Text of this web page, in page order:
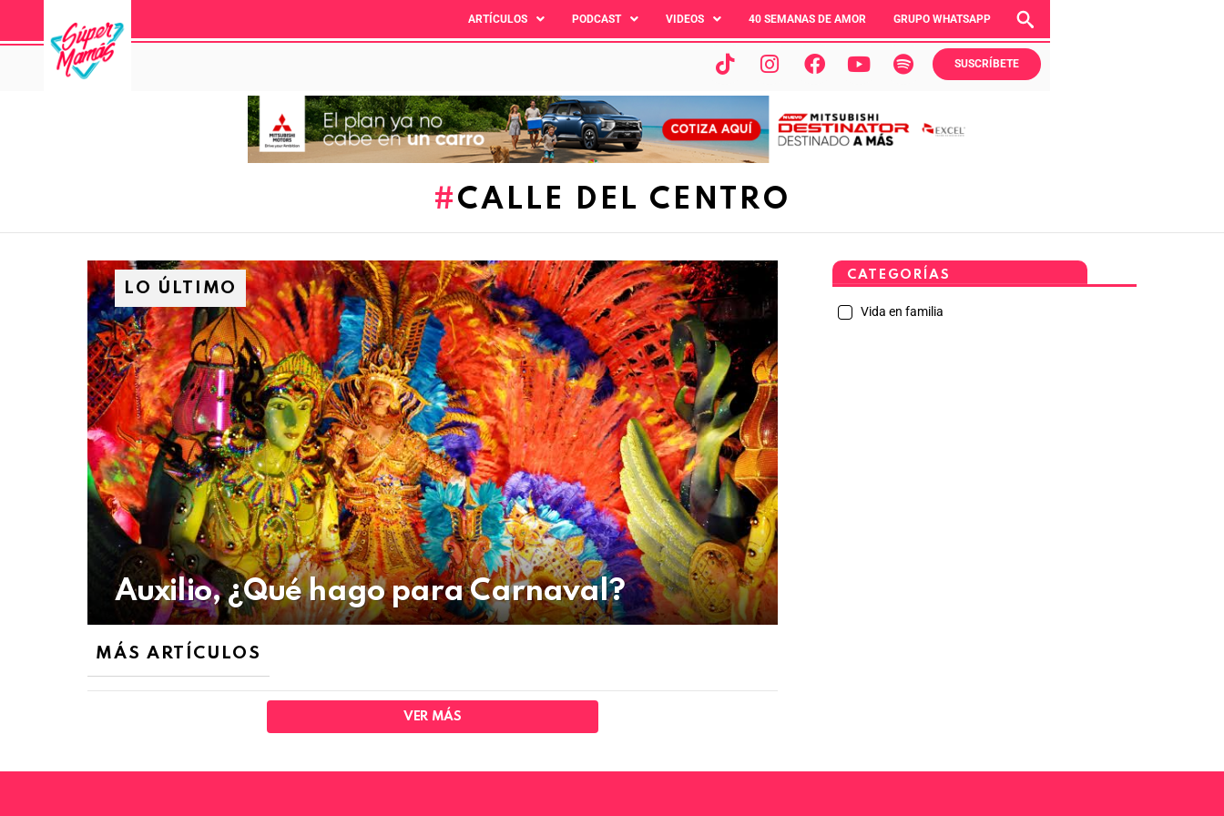
ARTÍCULOS PODCAST VIDEOS 40 SEMANAS DE AMOR GRUPO WHATSAPP
SUSCRÍBETE
CALLE DEL CENTRO
LO ÚLTIMO
Auxilio, ¿Qué hago para Carnaval?
MÁS ARTÍCULOS
VER MÁS
CATEGORÍAS
Vida en familia